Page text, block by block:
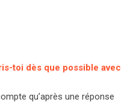
toi dès que possible avec
qu’après une réponse